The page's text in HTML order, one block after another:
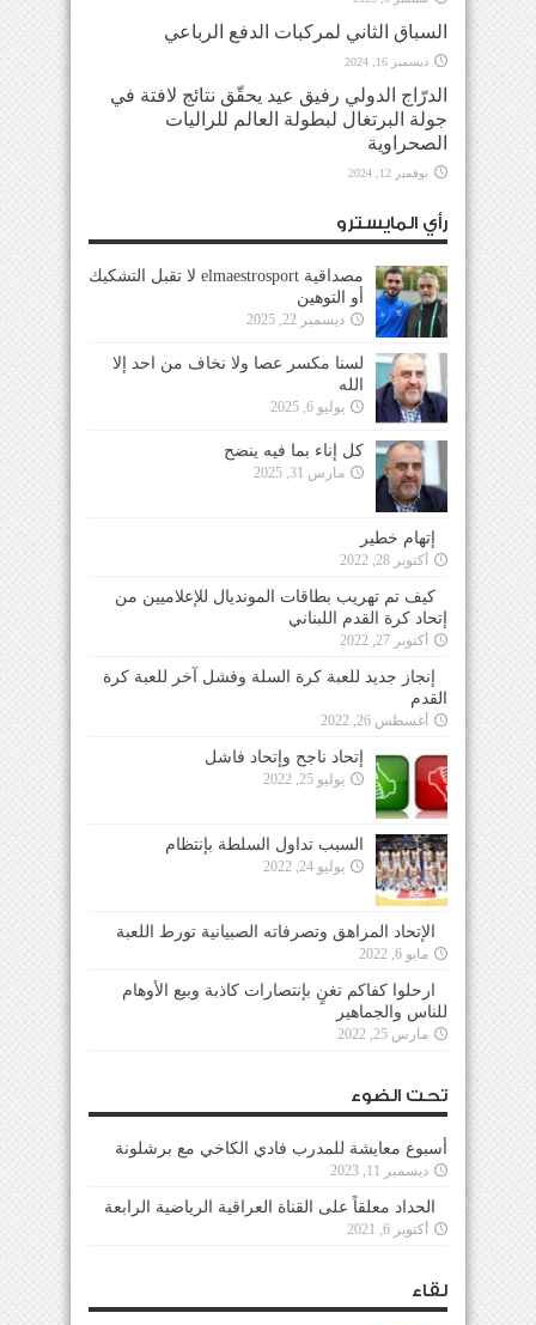
السباق الثاني لمركبات الدفع الرباعي
ديسمبر 16, 2024
الدرّاج الدولي رفيق عيد يحقّق نتائج لافتة في
جولة البرتغال لبطولة العالم للراليات
الصحراوية
نوفمبر 12, 2024
رأي المايسترو
مصداقية elmaestrosport لا تقبل التشكيك
أو التوهين
ديسمبر 22, 2025
لسنا مكسر عصا ولا نخاف من احد إلا
الله
يوليو 6, 2025
كل إناء بما فيه ينضح
مارس 31, 2025
إتهام خطير
أكتوبر 28, 2022
كيف تم تهريب بطاقات المونديال للإعلاميين من
إتحاد كرة القدم اللبناني
أكتوبر 27, 2022
إنجاز جديد للعبة كرة السلة وفشل آخر للعبة كرة
القدم
أغسطس 26, 2022
إتحاد ناجح وإتحاد فاشل
يوليو 25, 2022
السبب تداول السلطة بإنتظام
يوليو 24, 2022
الإتحاد المراهق وتصرفاته الصبيانية تورط اللعبة
مايو 6, 2022
ارحلوا كفاكم تغنٍ بإنتصارات كاذبة وبيع الأوهام
للناس والجماهير
مارس 25, 2022
تحت الضوء
أسبوع معايشة للمدرب فادي الكاخي مع برشلونة
ديسمبر 11, 2023
الحداد معلقاً على القناة العراقية الرياضية الرابعة
أكتوبر 6, 2021
لقاء